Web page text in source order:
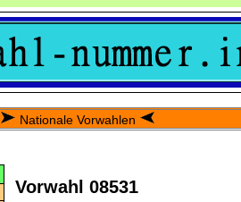
Nationale Vorwahlen
Vorwahl 08531